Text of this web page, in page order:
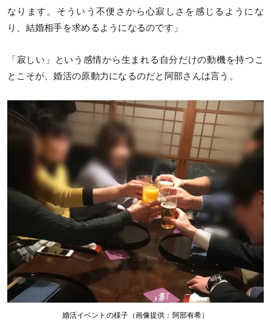
なります。そういう不便さから心寂しさを感じるようにな
り、結婚相手を求めるようになるのです」
「寂しい」という感情から生まれる自分だけの動機を持つこ
とこそが、婚活の原動力になるのだと阿部さんは言う。
婚活イベントの様子（画像提供：阿部有希）